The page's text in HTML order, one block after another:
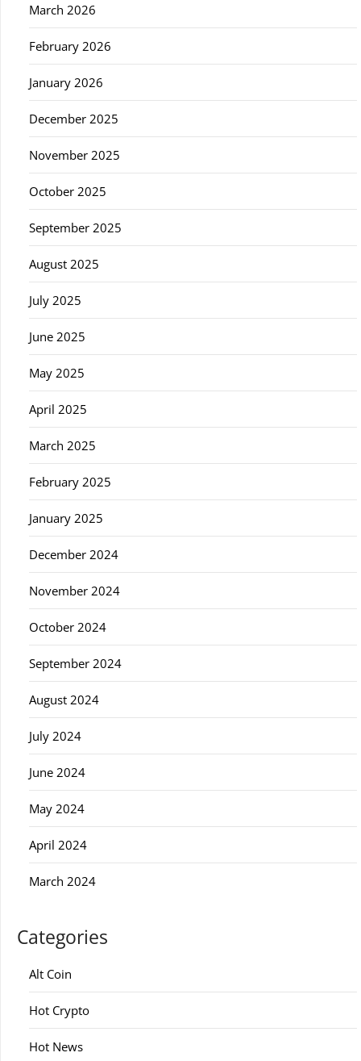
March 2026
February 2026
January 2026
December 2025
November 2025
October 2025
September 2025
August 2025
July 2025
June 2025
May 2025
April 2025
March 2025
February 2025
January 2025
December 2024
November 2024
October 2024
September 2024
August 2024
July 2024
June 2024
May 2024
April 2024
March 2024
Categories
Alt Coin
Hot Crypto
Hot News